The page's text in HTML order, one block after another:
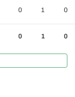
0 1 0
0 1 0